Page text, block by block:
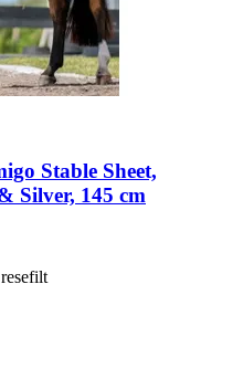
Stable Sheet,
Silver, 145 cm